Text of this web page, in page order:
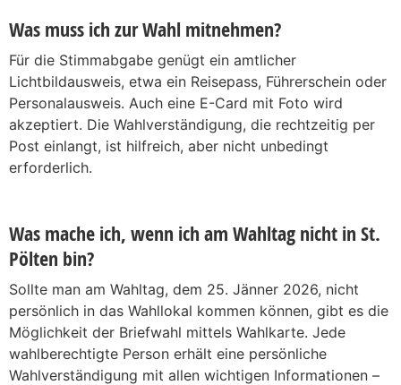
Was muss ich zur Wahl mitnehmen?
Für die Stimmabgabe genügt ein amtlicher
Lichtbildausweis, etwa ein Reisepass, Führerschein oder
Personalausweis. Auch eine E-Card mit Foto wird
akzeptiert. Die Wahlverständigung, die rechtzeitig per
Post einlangt, ist hilfreich, aber nicht unbedingt
erforderlich.
Was mache ich, wenn ich am Wahltag nicht in St.
Pölten bin?
Sollte man am Wahltag, dem 25. Jänner 2026, nicht
persönlich in das Wahllokal kommen können, gibt es die
Möglichkeit der Briefwahl mittels Wahlkarte. Jede
wahlberechtigte Person erhält eine persönliche
Wahlverständigung mit allen wichtigen Informationen –